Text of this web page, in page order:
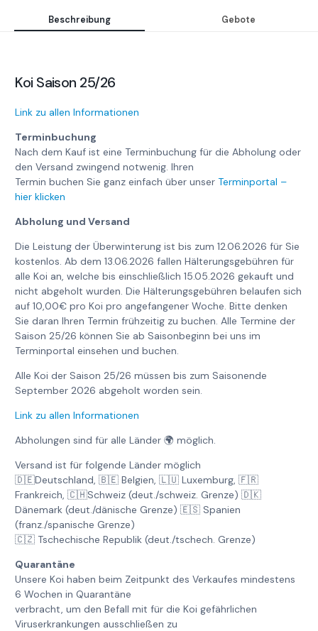
Beschreibung Gebote
Koi Saison 25/26
Link zu allen Informationen
Terminbuchung
Nach dem Kauf ist eine Terminbuchung für die Abholung oder
den Versand zwingend notwenig. Ihren
Termin buchen Sie ganz einfach über unserTerminportal –
hier klicken
Abholung und Versand
Die Leistung der Überwinterung ist bis zum 12.06.2026 für Sie
kostenlos. Ab dem 13.06.2026 fallen Hälterungsgebühren für
alle Koi an, welche bis einschließlich 15.05.2026 gekauft und
nicht abgeholt wurden. Die Hälterungsgebühren belaufen sich
auf 10,00€ pro Koi pro angefangener Woche. Bitte denken
Sie daran Ihren Termin frühzeitig zu buchen. Alle Termine der
Saison 25/26 können Sie ab Saisonbeginn bei uns im
Terminportal einsehen und buchen.
Alle Koi der Saison 25/26 müssen bis zum Saisonende
September 2026 abgeholt worden sein.
Link zu allen Informationen
Abholungen sind für alle Länder 🌍 möglich.
Versand ist für folgende Länder möglich
🇩🇪Deutschland, 🇧🇪 Belgien, 🇱🇺 Luxemburg, 🇫🇷
Frankreich, 🇨🇭Schweiz (deut./schweiz. Grenze) 🇩🇰
Dänemark (deut./dänische Grenze) 🇪🇸 Spanien
(franz./spanische Grenze)
🇨🇿 Tschechische Republik (deut./tschech. Grenze)
Quarantäne
Unsere Koi haben beim Zeitpunkt des Verkaufes mindestens
6 Wochen in Quarantäne
verbracht, um den Befall mit für die Koi gefährlichen
Viruserkrankungen ausschließen zu